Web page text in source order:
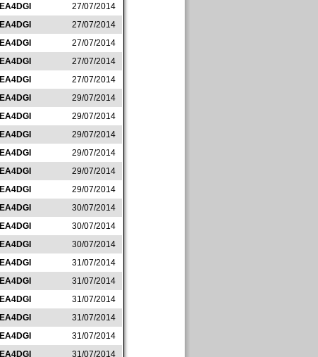
EA4DGI
27/07/2014
EA4DGI
27/07/2014
EA4DGI
27/07/2014
EA4DGI
27/07/2014
EA4DGI
27/07/2014
EA4DGI
29/07/2014
EA4DGI
29/07/2014
EA4DGI
29/07/2014
EA4DGI
29/07/2014
EA4DGI
29/07/2014
EA4DGI
29/07/2014
EA4DGI
30/07/2014
EA4DGI
30/07/2014
EA4DGI
30/07/2014
EA4DGI
31/07/2014
EA4DGI
31/07/2014
EA4DGI
31/07/2014
EA4DGI
31/07/2014
EA4DGI
31/07/2014
EA4DGI 31/07/2014